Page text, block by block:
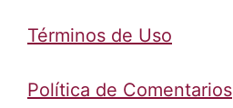
Términos de Uso
Política de Comentarios